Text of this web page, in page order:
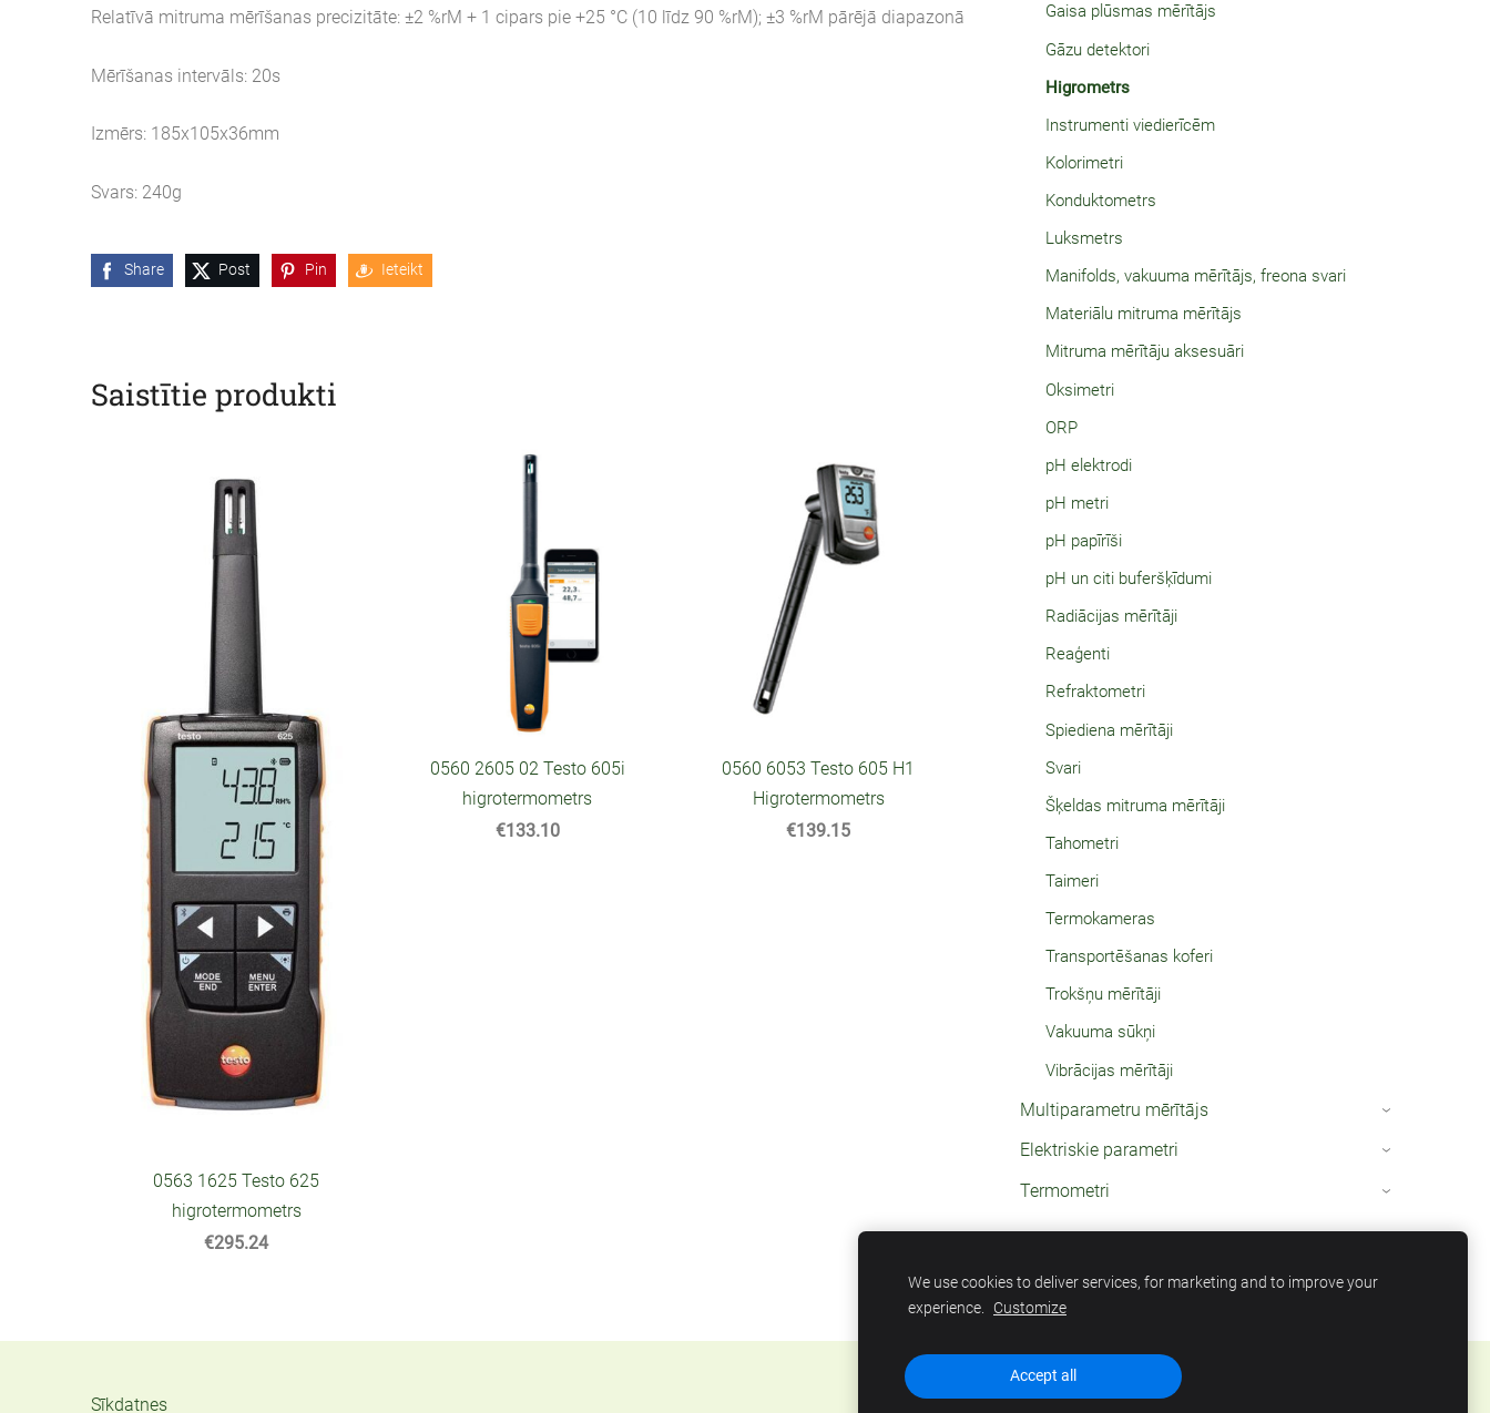
Gaisa plūsmas mērītājs
Gāzu detektori
Higrometrs
Instrumenti viedierīcēm
Kolorimetri
Konduktometrs
Luksmetrs
Manifolds, vakuuma mērītājs, freona svari
Materiālu mitruma mērītājs
Mitruma mērītāju aksesuāri
Oksimetri
ORP
pH elektrodi
pH metri
pH papīrīši
pH un citi buferšķīdumi
Radiācijas mērītāji
Reaģenti
Refraktometri
Spiediena mērītāji
Svari
Šķeldas mitruma mērītāji
Tahometri
Taimeri
Termokameras
Transportēšanas koferi
Trokšņu mērītāji
Vakuuma sūkņi
Vibrācijas mērītāji
Multiparametru mērītājs ›
Elektriskie parametri ›
Termometri ›
Relatīvā mitruma mērīšanas precizitāte: ±2 %rM + 1 cipars pie +25 °C (10 līdz 90 %rM); ±3 %rM pārējā diapazonā
Mērīšanas intervāls: 20s
Izmērs: 185x105x36mm
Svars: 240g
Share Post Pin Ieteikt
Saistītie produkti
0563 1625 Testo 625
higrotermometrs
€295.24
0560 2605 02 Testo 605i
higrotermometrs
€133.10
0560 6053 Testo 605 H1
Higrotermometrs
€139.15
Sīkdatnes
We use cookies to deliver services, for marketing and to improve your
experience. Customize
Accept all